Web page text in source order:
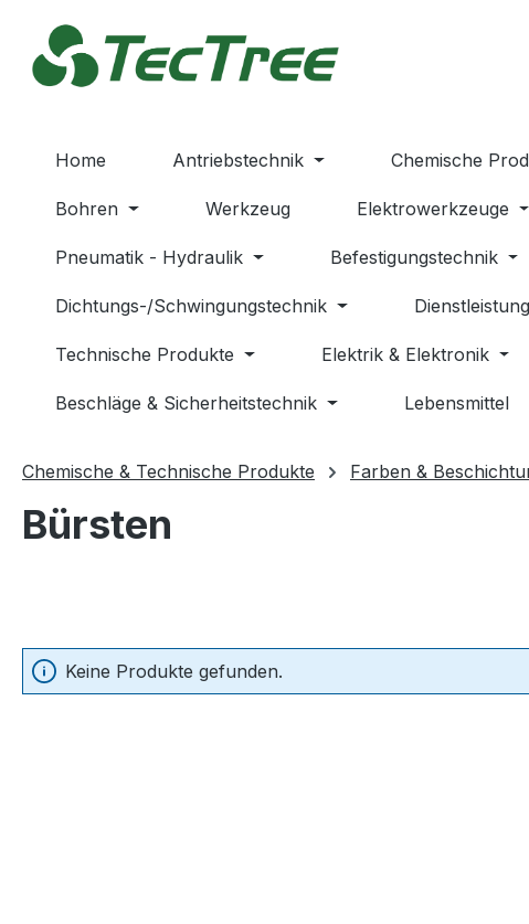
Hauptinhalt springen
Zur Suche springen
Zur Hauptnavigation springen
Home Antriebstechnik Chemische
Bohren Werkzeug Elektrowerkzeuge
Pneumatik - Hydraulik Befestigungstechnik
Dichtungs-/Schwingungstechnik
Technische Produkte Elektrik & Elektronik
Beschläge & Sicherheitstechnik Lebensmittel
Chemische & Technische Produkte Farben &
Bürsten
Keine Produkte gefunden.